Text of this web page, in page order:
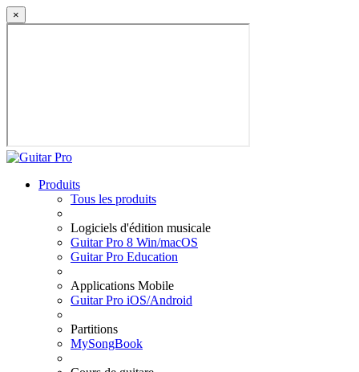
×
Produits
Tous les produits
Logiciels d'édition musicale
Guitar Pro 8 Win/macOS
Guitar Pro Education
Applications Mobile
Guitar Pro iOS/Android
Partitions
MySongBook